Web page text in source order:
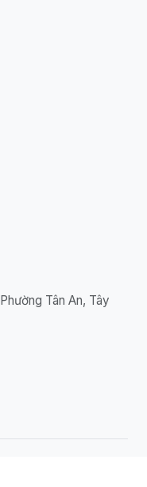
Tân An, Tây